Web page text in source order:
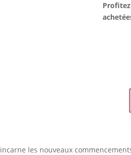
incarne les nouveaux